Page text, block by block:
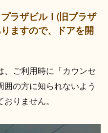
ラザビルⅠ(旧プラザ
ますので、ドアを開
ご利用時に「カウンセ
囲の方に知られないよう
りません。